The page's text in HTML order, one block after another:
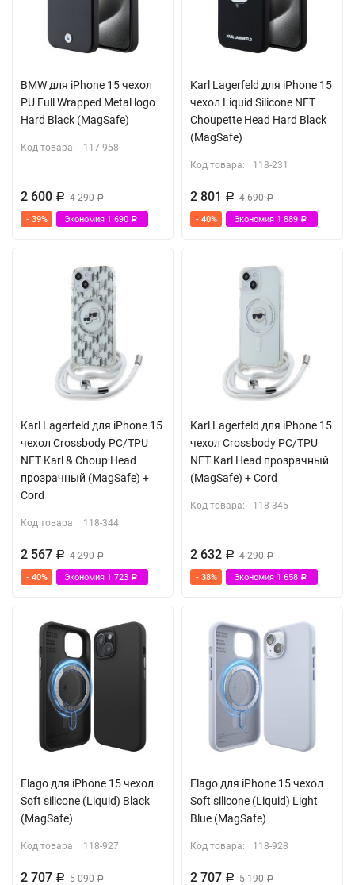
BMW для iPhone 15 чехол
PU Full Wrapped Metal logo
Hard Black (MagSafe)
Код товара: 117-958
2 600 Р 4 290Р
- 39% Экономия 1 690 Р
Karl Lagerfeld для iPhone 15
чехол Liquid Silicone NFT
Choupette Head Hard Black
(MagSafe)
Код товара: 118-231
2 801 Р 4 690Р
- 40% Экономия 1 889 Р
Karl Lagerfeld для iPhone 15
чехол Crossbody PC/TPU
NFT Karl & Choup Head
прозрачный (MagSafe) +
Cord
Код товара: 118-344
2 567 Р 4 290Р
- 40% Экономия 1 723 Р
Karl Lagerfeld для iPhone 15
чехол Crossbody PC/TPU
NFT Karl Head прозрачный
(MagSafe) + Cord
Код товара: 118-345
2 632 Р 4 290Р
- 38% Экономия 1 658 Р
Elago для iPhone 15 чехол
Soft silicone (Liquid) Black
(MagSafe)
Код товара: 118-927
2 707 Р 5 090Р
Elago для iPhone 15 чехол
Soft silicone (Liquid) Light
Blue (MagSafe)
Код товара: 118-928
2 707 Р 5 190Р